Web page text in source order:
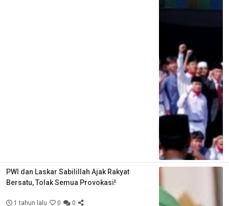
PWI dan Laskar Sabilillah Ajak Rakyat
Bersatu, Tolak Semua Provokasi!
1 tahun lalu 0 0